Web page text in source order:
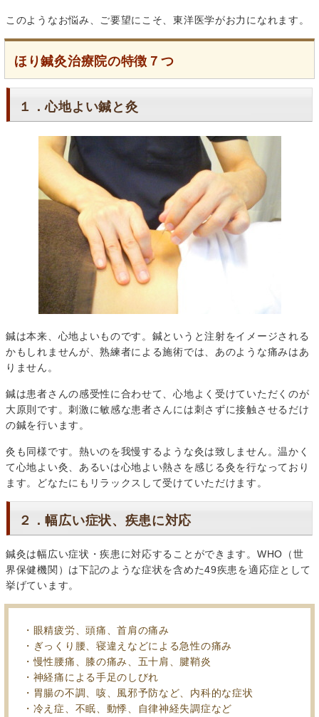
このようなお悩み、ご要望にこそ、東洋医学がお力になれます。
ほり鍼灸治療院の特徴７つ
１．心地よい鍼と灸
鍼は本来、心地よいものです。鍼というと注射をイメージされる
かもしれませんが、熟練者による施術では、あのような痛みはあ
りません。
鍼は患者さんの感受性に合わせて、心地よく受けていただくのが
大原則です。刺激に敏感な患者さんには刺さずに接触させるだけ
の鍼を行います。
灸も同様です。熱いのを我慢するような灸は致しません。温かく
て心地よい灸、あるいは心地よい熱さを感じる灸を行なっており
ます。どなたにもリラックスして受けていただけます。
２．幅広い症状、疾患に対応
鍼灸は幅広い症状・疾患に対応することができます。WHO（世
界保健機関）は下記のような症状を含めた49疾患を適応症として
挙げています。
・眼精疲労、頭痛、首肩の痛み
・ぎっくり腰、寝違えなどによる急性の痛み
・慢性腰痛、膝の痛み、五十肩、腱鞘炎
・神経痛による手足のしびれ
・胃腸の不調、咳、風邪予防など、内科的な症状
・冷え症、不眠、動悸、自律神経失調症など